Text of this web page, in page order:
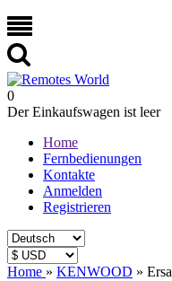
0
Der Einkaufswagen ist leer
Home
Fernbedienungen
Kontakte
Anmelden
Registrieren
Home » KENWOOD »